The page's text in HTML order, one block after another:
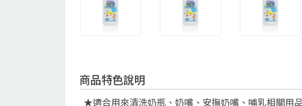
商品特色說明
★適合用來清洗奶瓶、奶嘴、安撫奶嘴、哺乳相關用